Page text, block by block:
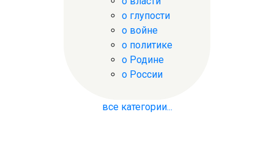
о глупости
о войне
о политике
о Родине
о России
все категории...